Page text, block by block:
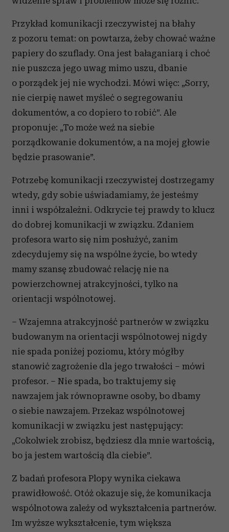
Przykład komunikacji rzeczywistej na błahy
z pozoru temat: on powtarza, żeby chować ważne
papiery do szuflady. Ona jest bałaganiarą i choć
nie puszcza jego uwag mimo uszu, dbanie
o porządek jej nie wychodzi. Mówi więc: „Sorry,
nie cierpię nawet myśleć o segregowaniu
dokumentów, a co dopiero to robić”. Ale
proponuje: „To może weź na siebie
porządkowanie dokumentów, a na mojej głowie
będzie prasowanie”.
Potrzebę komunikacji rzeczywistej dostrzegamy
wtedy, gdy sobie uświadamiamy, że jesteśmy
inni i współzależni. Odkrycie tej prawdy to klucz
do dobrej komunikacji w związku. Zdaniem
profesora warto się nim posłużyć, zanim
zdecydujemy się na wspólne życie, bo wtedy
mamy szansę zbudować relację nie na
powierzchownej atrakcyjności, tylko na
orientacji wspólnotowej.
– Wzajemna atrakcyjność partnerów w związku
budowanym na orientacji wspólnotowej nigdy
nie spada poniżej poziomu, który mógłby
stanowić zagrożenie dla jego trwałości – mówi
profesor. – Nie spada, bo traktujemy się
nawzajem jak równoprawne osoby, bo dbamy
o siebie nawzajem. Przekaz wspólnotowej
komunikacji w związku jest następujący:
„Cokolwiek zrobisz, będziesz dla mnie wartością,
bo ja jestem wartością dla ciebie”.
Z badań profesora Plopy wynika ciekawa
prawidłowość. Otóż okazuje się, że komunikacja
wspólnotowa zależy od wykształcenia partnerów.
Im wyższe wykształcenie, tym większa